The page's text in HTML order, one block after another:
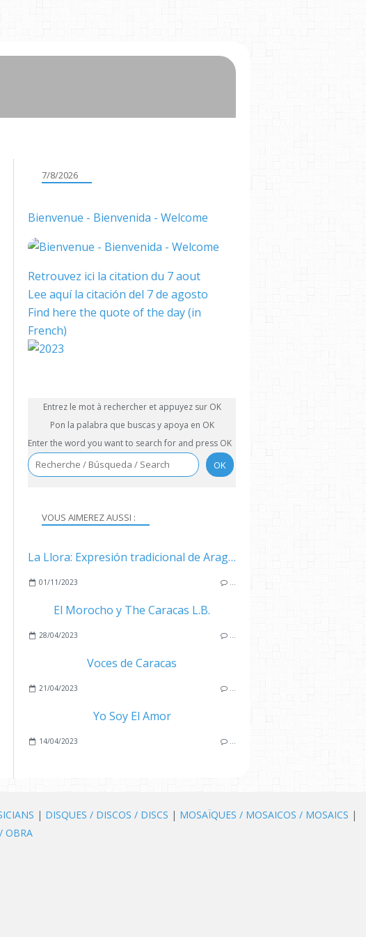
VOUS AIMEREZ AUSSI :
La Llora: Expresión tradicional de Aragua
01/11/2023 …
El Morocho y The Caracas L.B.
28/04/2023 …
Voces de Caracas
21/04/2023 …
Yo Soy El Amor
14/04/2023 …
7/8/2026
Bienvenue - Bienvenida - Welcome
Retrouvez ici la citation du 7 aout
Lee aquí la citación del 7 de agosto
Find here the quote of the day (in
French)
Entrez le mot à rechercher et appuyez sur OK
Pon la palabra que buscas y apoya en OK
Enter the word you want to search for and press OK
| DISQUES / DISCOS / DISCS | MOSAÏQUES / MOSAICOS / MOSAICS |
OBRA